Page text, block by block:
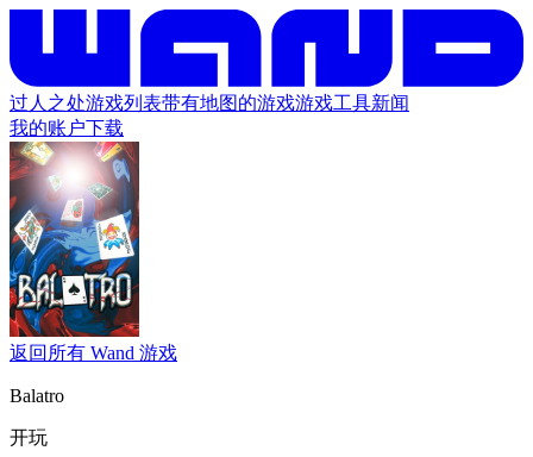
过人之处游戏列表带有地图的游戏游戏工具新闻
我的账户下载
返回所有 Wand 游戏
Balatro
开玩